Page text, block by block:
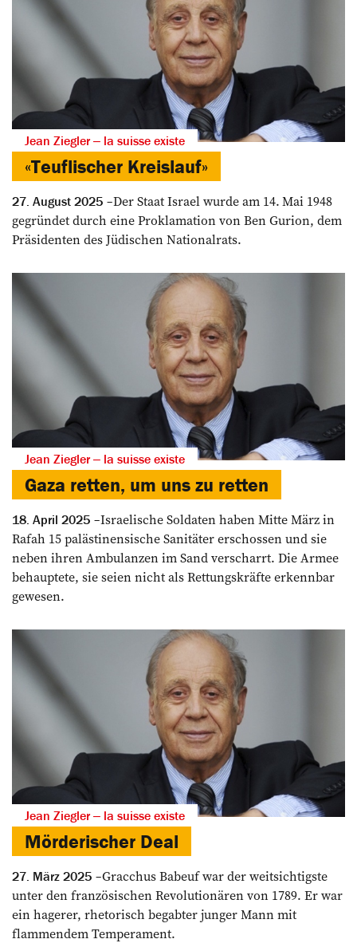
Jean Ziegler ‒ la suisse existe
«Teuflischer Kreislauf»
27. August 2025
Der Staat Israel wurde am 14. Mai 1948
gegründet durch eine Proklamation von Ben Gurion, dem
Präsidenten des Jüdischen Nationalrats.
Jean Ziegler ‒ la suisse existe
Gaza retten, um uns zu retten
18. April 2025
Israelische Soldaten haben Mitte März in
Rafah 15 palästinensische Sanitäter erschossen und sie
neben ihren Ambulanzen im Sand verscharrt. Die Armee
behauptete, sie seien nicht als Rettungskräfte erkennbar
gewesen.
Jean Ziegler ‒ la suisse existe
Mörderischer Deal
27. März 2025
Gracchus Babeuf war der weitsichtigste
unter den französischen Revolutionären von 1789. Er war
ein hagerer, rhetorisch begabter junger Mann mit
flammendem Temperament.